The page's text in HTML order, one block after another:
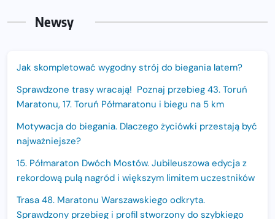
Newsy
Jak skompletować wygodny strój do biegania latem?
Sprawdzone trasy wracają! Poznaj przebieg 43. Toruń
Maratonu, 17. Toruń Półmaratonu i biegu na 5 km
Motywacja do biegania. Dlaczego życiówki przestają być
najważniejsze?
15. Półmaraton Dwóch Mostów. Jubileuszowa edycja z
rekordową pulą nagród i większym limitem uczestników
Trasa 48. Maratonu Warszawskiego odkryta.
Sprawdzony przebieg i profil stworzony do szybkiego